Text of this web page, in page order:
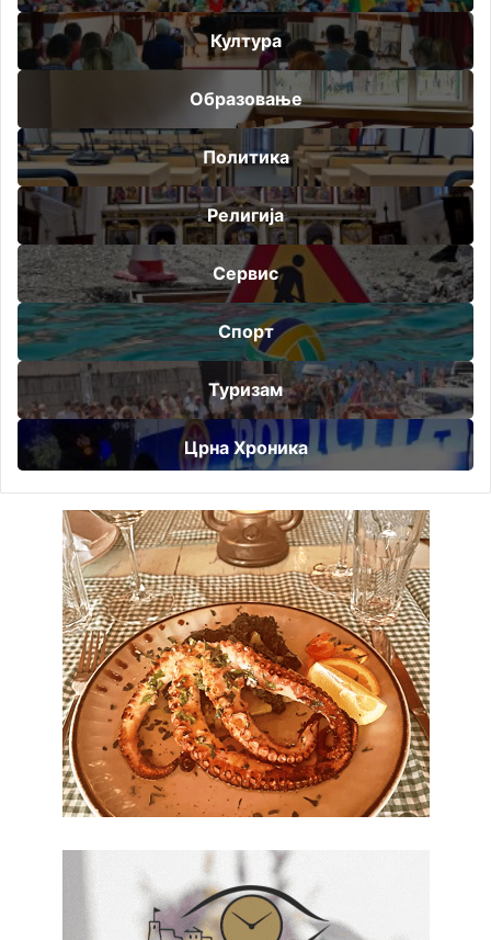
Култура
Образовање
Политика
Религија
Сервис
Спорт
Туризам
Црна Хроника